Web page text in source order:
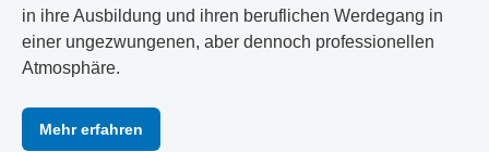
in ihre Ausbildung und ihren beruflichen Werdegang in
einer ungezwungenen, aber dennoch professionellen
Atmosphäre.
Mehr erfahren